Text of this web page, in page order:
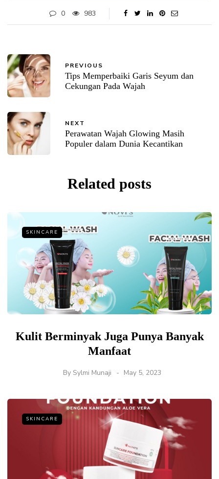
0 983
PREVIOUS
Tips Memperbaiki Garis Seyum dan
Cekungan Pada Wajah
NEXT
Perawatan Wajah Glowing Masih
Populer dalam Dunia Kecantikan
Related posts
SKINCARE
Kulit Berminyak Juga Punya Banyak
Manfaat
By Sylmi Munaji May 5, 2023
SKINCARE